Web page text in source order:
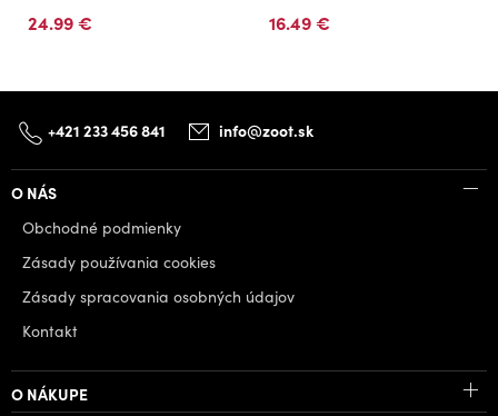
24.99 € 16.49 €
+421 233 456 841 info@zoot.sk
O NÁS
Obchodné podmienky
Zásady používania cookies
Zásady spracovania osobných údajov
Kontakt
O NÁKUPE